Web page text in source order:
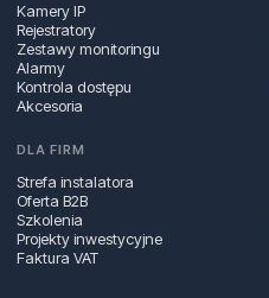
Kamery IP
Rejestratory
Zestawy monitoringu
Alarmy
Kontrola dostępu
Akcesoria
DLA FIRM
Strefa instalatora
Oferta B2B
Szkolenia
Projekty inwestycyjne
Faktura VAT